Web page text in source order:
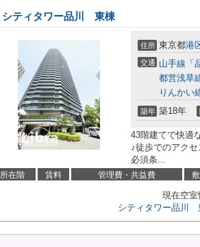
シティタワー品川 東棟
住所 東京都港
交通 山手線 「
都営浅草
りんかい
築年 築18年
43階建てで快適
♪徒歩でのアク
必須条...
所在階 賃料 管理費・共益費
現在空室
シティタワー品川